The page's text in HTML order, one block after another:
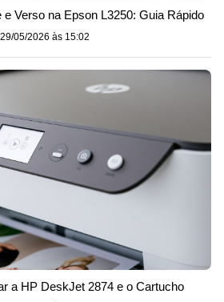
Verso na Epson L3250: Guia Rápido
29/05/2026 às 15:02
a HP DeskJet 2874 e o Cartucho